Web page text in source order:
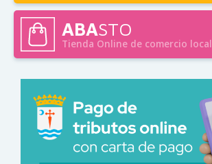
ABASTO
Tienda Online de comercio local